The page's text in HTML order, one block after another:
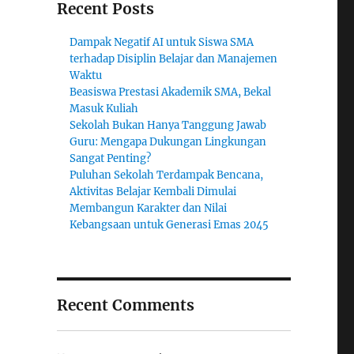
Recent Posts
Dampak Negatif AI untuk Siswa SMA
terhadap Disiplin Belajar dan Manajemen
Waktu
Beasiswa Prestasi Akademik SMA, Bekal
Masuk Kuliah
Sekolah Bukan Hanya Tanggung Jawab
Guru: Mengapa Dukungan Lingkungan
Sangat Penting?
Puluhan Sekolah Terdampak Bencana,
Aktivitas Belajar Kembali Dimulai
Membangun Karakter dan Nilai
Kebangsaan untuk Generasi Emas 2045
Recent Comments